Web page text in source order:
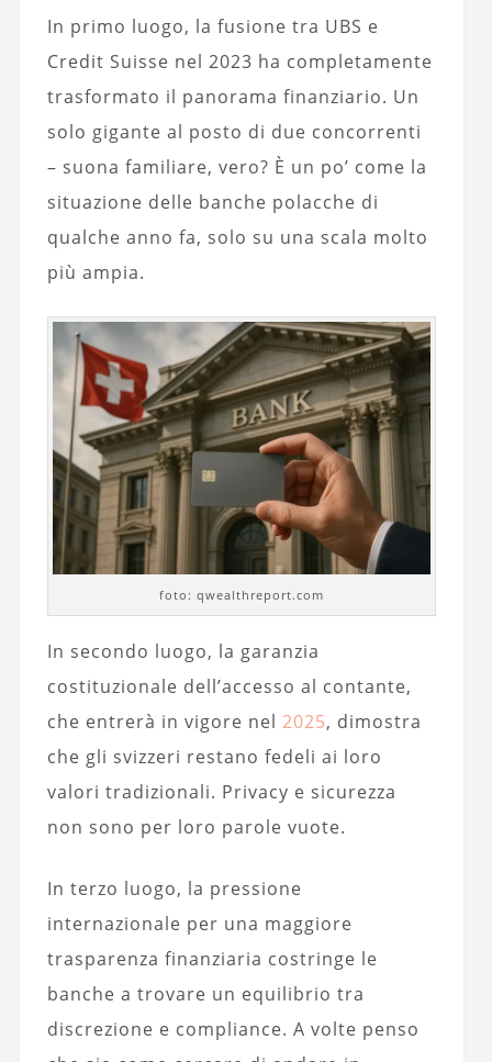
In primo luogo, la fusione tra UBS e
Credit Suisse nel 2023 ha completamente
trasformato il panorama finanziario. Un
solo gigante al posto di due concorrenti
– suona familiare, vero? È un po’ come la
situazione delle banche polacche di
qualche anno fa, solo su una scala molto
più ampia.
foto: qwealthreport.com
In secondo luogo, la garanzia
costituzionale dell’accesso al contante,
che entrerà in vigore nel 2025, dimostra
che gli svizzeri restano fedeli ai loro
valori tradizionali. Privacy e sicurezza
non sono per loro parole vuote.
In terzo luogo, la pressione
internazionale per una maggiore
trasparenza finanziaria costringe le
banche a trovare un equilibrio tra
discrezione e compliance. A volte penso